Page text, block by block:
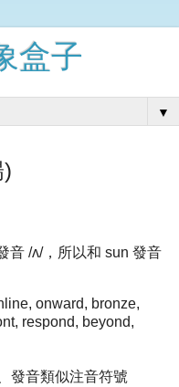
盒子
▼
音 /ʌ/，所以和 sun 發音
onward, bronze,
respond, beyond,
發音類似注音符號